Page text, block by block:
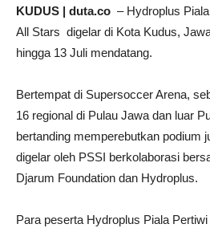
KUDUS | duta.co – Hydroplus
All Stars digelar di Kota Kudus,
hingga 13 Juli mendatang.
Bertempat di Supersoccer Arena,
16 regional di Pulau Jawa dan luar
bertanding memperebutkan podium
digelar oleh PSSI berkolaborasi
Djarum Foundation dan Hydroplus.
Para peserta Hydroplus Piala